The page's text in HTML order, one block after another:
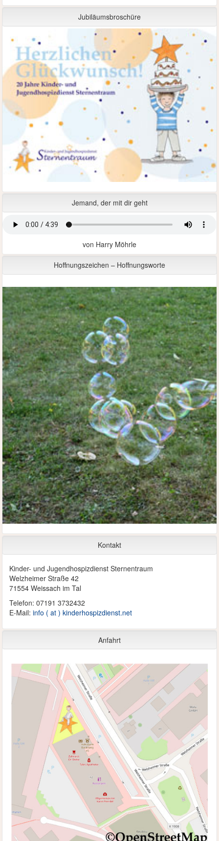
Jubiläumsbroschüre
Jemand, der mit dir geht
von Harry Möhrle
Hoffnungszeichen – Hoffnungsworte
Kontakt
Kinder- und Jugendhospizdienst Sternentraum
Welzheimer Straße 42
71554 Weissach im Tal
Telefon: 07191 3732432
E-Mail: info ( at ) kinderhospizdienst.net
Anfahrt